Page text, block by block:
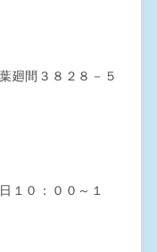
廻間３８２８－５
１０：００～１